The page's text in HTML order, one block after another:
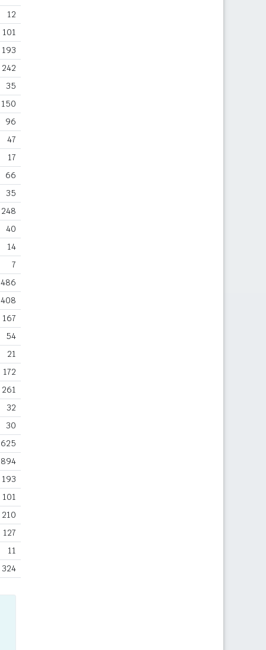
12
101
193
242
35
150
96
47
17
66
35
248
40
14
7
486
408
167
54
21
172
261
32
30
625
894
193
101
210
127
11
324